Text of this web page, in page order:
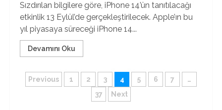
Sızdırılan bilgilere göre, iPhone 14’ün tanıtılacağı
etkinlik 13 Eylül’de gerçekleştirilecek. Apple’ın bu
yıl piyasaya süreceği iPhone 14...
Devamını Oku
Yazı
sayfalaması
Previous 1 2 3 4 5 6 7
…
37
Next